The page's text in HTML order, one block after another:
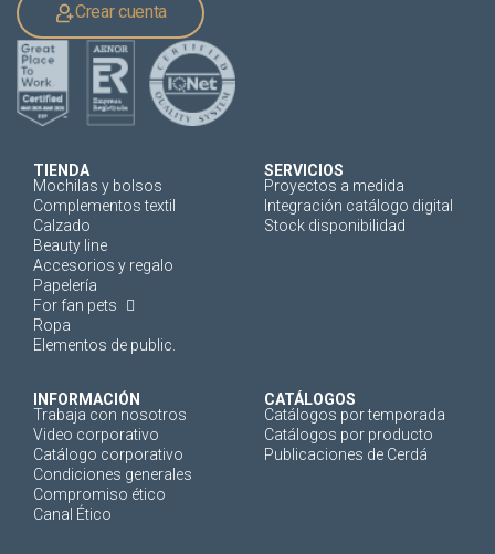
Crear cuenta
TIENDA
Mochilas y bolsos
Complementos textil
Calzado
Beauty line
Accesorios y regalo
Papelería
For fan pets
Ropa
Elementos de public.
SERVICIOS
Proyectos a medida
Integración catálogo digital
Stock disponibilidad
INFORMACIÓN
Trabaja con nosotros
Video corporativo
Catálogo corporativo
Condiciones generales
Compromiso ético
Canal Ético
CATÁLOGOS
Catálogos por temporada
Catálogos por producto
Publicaciones de Cerdá